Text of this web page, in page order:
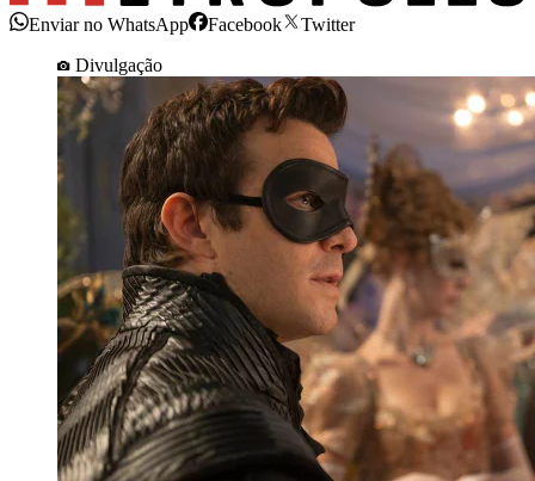
Enviar no WhatsApp Facebook
Twitter
Divulgação